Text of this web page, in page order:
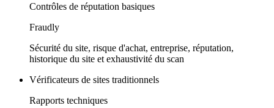
Contrôles de réputation basiques
Fraudly
Sécurité du site, risque d'achat, entreprise, réputation,
historique du site et exhaustivité du scan
Vérificateurs de sites traditionnels
Rapports techniques